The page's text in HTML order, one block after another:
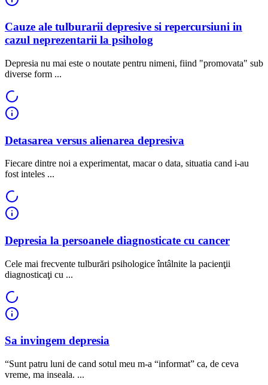
Cauze ale tulburarii depresive si repercursiuni in
cazul neprezentarii la psiholog
Depresia nu mai este o noutate pentru nimeni, fiind "promovata" sub
diverse form ...
Detasarea versus alienarea depresiva
Fiecare dintre noi a experimentat, macar o data, situatia cand i-au
fost inteles ...
Depresia la persoanele diagnosticate cu cancer
Cele mai frecvente tulburări psihologice întâlnite la pacienţii
diagnosticaţi cu ...
Sa invingem depresia
“Sunt patru luni de cand sotul meu m-a “informat” ca, de ceva
vreme, ma inseala. ...